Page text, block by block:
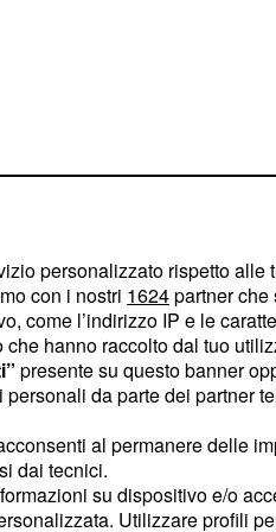
personalizzato rispetto alle
con i nostri 1624partner
come l’indirizzo IP e le
hanno raccolto dal tuo
presente su questo banner
da parte dei partner
al permanere delle
dai tecnici.
su dispositivo e/o
Utilizzare profili